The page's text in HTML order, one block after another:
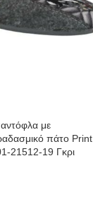
με
πάτο Print
21512-19 Γκρι